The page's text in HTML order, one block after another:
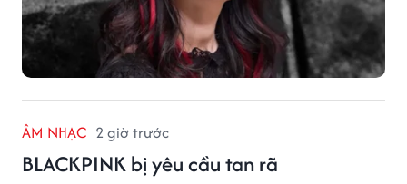
ÂM NHẠC 2 giờ trước
BLACKPINK bị yêu cầu tan rã